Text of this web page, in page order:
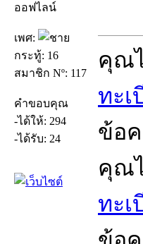
ออฟไลน์
เพศ:
กระทู้: 16
สมาชิก Nº: 117
คำขอบคุณ
-ได้ให้: 294
-ได้รับ: 24
คุณ
ทะเ
ข้อ
คุณ
ทะเ